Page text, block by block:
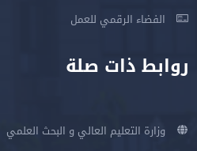
الفضاء الرقمي للعمل
روابط ذات صلة
وزارة التعليم العالي و البحث العلمي